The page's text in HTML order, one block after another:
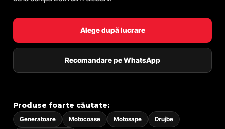
Alege după lucrare
Recomandare pe WhatsApp
Produse foarte căutate:
Generatoare Motocoase Motosape Drujbe